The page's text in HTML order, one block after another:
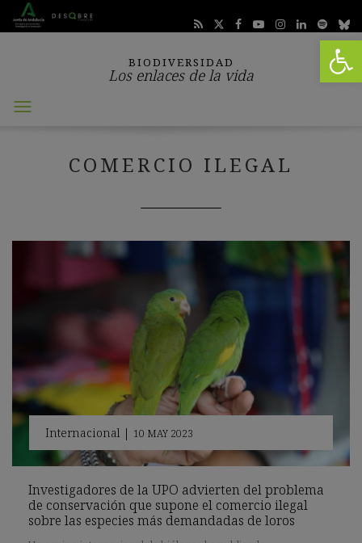
Abrir
BIODIVERSIDAD
Los enlaces de la vida
Abrir
COMERCIO ILEGAL
Internacional| 10 MAY 2023
Investigadores de la UPO advierten del problema
de conservación que supone el comercio ilegal
sobre las especies más demandadas de loros